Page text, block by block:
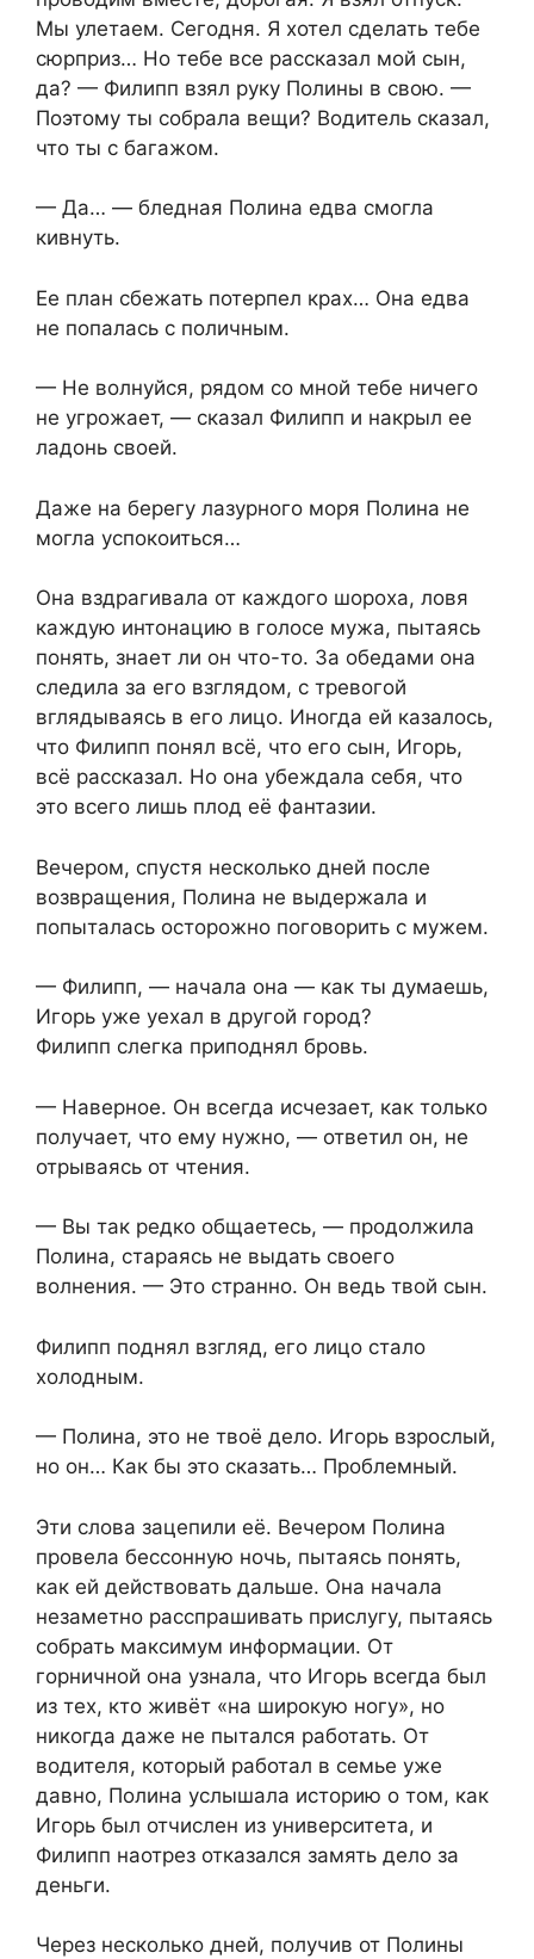
Мы улетаем. Сегодня. Я хотел сделать тебе
сюрприз… Но тебе все рассказал мой сын,
да? — Филипп взял руку Полины в свою. —
Поэтому ты собрала вещи? Водитель сказал,
что ты с багажом.
— Да… — бледная Полина едва смогла
кивнуть.
Ее план сбежать потерпел крах… Она едва
не попалась с поличным.
— Не волнуйся, рядом со мной тебе ничего
не угрожает, — сказал Филипп и накрыл ее
ладонь своей.
Даже на берегу лазурного моря Полина не
могла успокоиться…
Она вздрагивала от каждого шороха, ловя
каждую интонацию в голосе мужа, пытаясь
понять, знает ли он что-то. За обедами она
следила за его взглядом, с тревогой
вглядываясь в его лицо. Иногда ей казалось,
что Филипп понял всё, что его сын, Игорь,
всё рассказал. Но она убеждала себя, что
это всего лишь плод её фантазии.
Вечером, спустя несколько дней после
возвращения, Полина не выдержала и
попыталась осторожно поговорить с мужем.
— Филипп, — начала она — как ты думаешь,
Игорь уже уехал в другой город?
Филипп слегка приподнял бровь.
— Наверное. Он всегда исчезает, как только
получает, что ему нужно, — ответил он, не
отрываясь от чтения.
— Вы так редко общаетесь, — продолжила
Полина, стараясь не выдать своего
волнения. — Это странно. Он ведь твой сын.
Филипп поднял взгляд, его лицо стало
холодным.
— Полина, это не твоё дело. Игорь взрослый,
но он… Как бы это сказать… Проблемный.
Эти слова зацепили её. Вечером Полина
провела бессонную ночь, пытаясь понять,
как ей действовать дальше. Она начала
незаметно расспрашивать прислугу, пытаясь
собрать максимум информации. От
горничной она узнала, что Игорь всегда был
из тех, кто живёт «на широкую ногу», но
никогда даже не пытался работать. От
водителя, который работал в семье уже
давно, Полина услышала историю о том, как
Игорь был отчислен из университета, и
Филипп наотрез отказался замять дело за
деньги.
Через несколько дней, получив от Полины